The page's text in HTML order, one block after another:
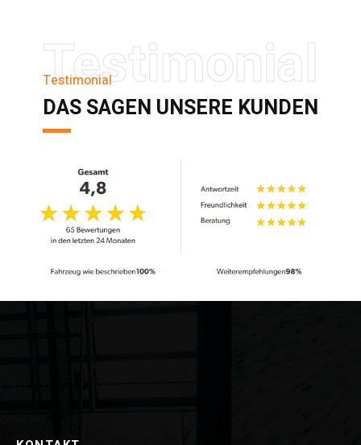
Testimonial
Testimonial
DAS SAGEN UNSERE KUNDEN